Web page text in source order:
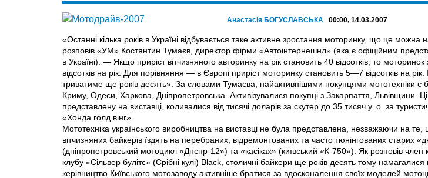
Анастасія БОГУСЛАВСЬКА 00:00, 14.03.2007
«Останні кілька років в Україні вiдбувається таке активне зростання моторинку, що це
розповів «УМ» Костянтин Тумаєв, директор фірми «Автоінтернешнл» (яка є офіційним
в Україні). — Якщо приріст вітчизняного авторинку на рік становить 40 відсотків, то
відсотків на рік. Для порівняння — в Європі приріст моторинку становить 5—7 відсотків на рік.
триватиме ще років десять». За словами Тумаєва, найактивнішими покупцями мототехніки є
Криму, Одеси, Харкова, Дніпропетровська. Активізувалися покупці з Закарпаття, Львівщини.
представлену на виставці, коливалися від тисячі доларів за скутер до 35 тисяч у. о. за
«Хонда голд вінг».
Мототехніка українського виробництва на виставці не була представлена, незважаючи на те,
вітчизняних байкерів їздять на перебраних, відремонтованих та часто тюнінгованих старих
(дніпропетровський мотоцикл «Днєпр-12») та «касіках» (київський «К-750»). Як розповів член
клубу «Сільвер булітс» (Срібні кулі) Blаck, столичні байкери ще років десять тому
керівництво Київського мотозаводу активніше братися за вдосконалення своїх моделей